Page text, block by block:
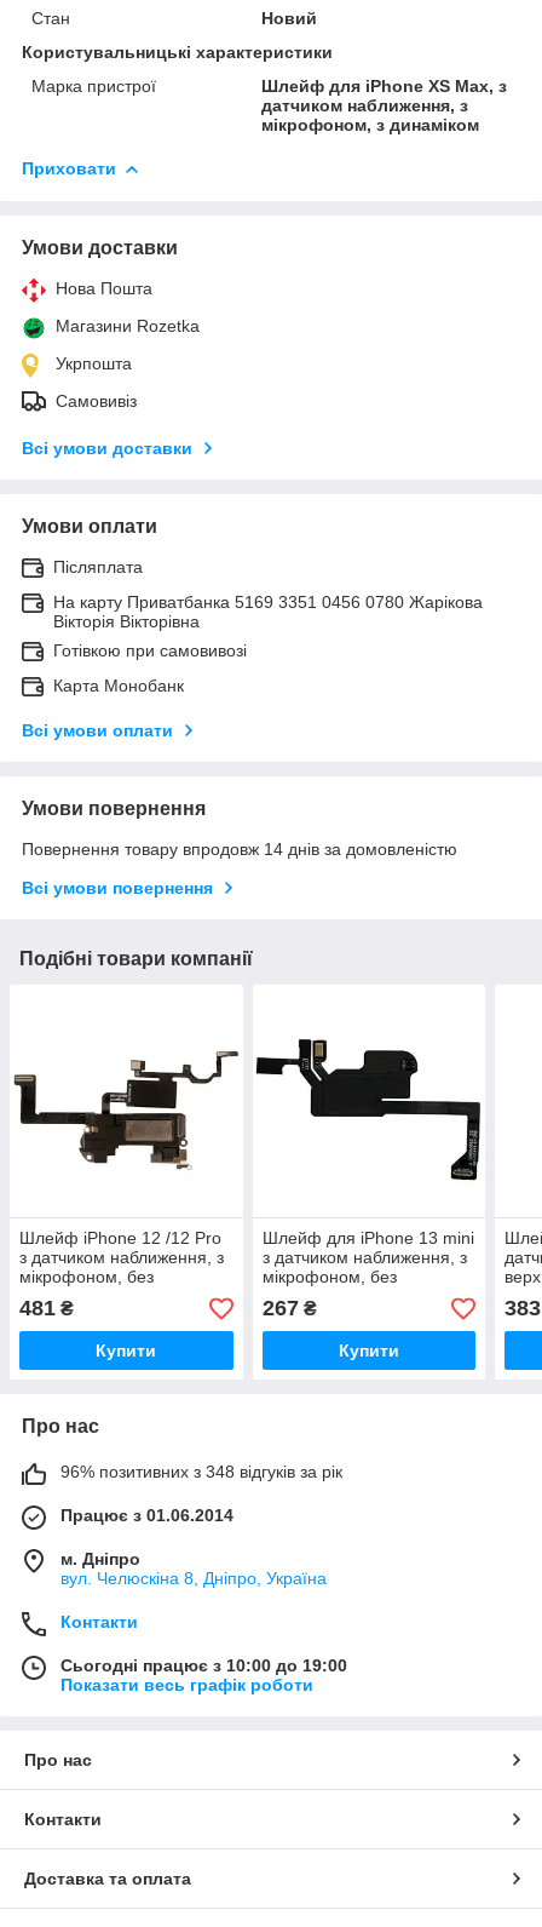
Стан
Новий
Користувальницькі характеристики
Марка пристрої
Шлейф для iPhone XS Max, з
датчиком наближення, з
мікрофоном, з динаміком
Приховати
Умови доставки
Нова Пошта
Магазини Rozetka
Укрпошта
Самовивіз
Всі умови доставки
Умови оплати
Післяплата
На карту Приватбанка 5169 3351 0456 0780 Жарікова
Вікторія Вікторівна
Готівкою при самовивозі
Карта Монобанк
Всі умови оплати
Умови повернення
Повернення товару впродовж 14 днів за домовленістю
Всі умови повернення
Подібні товари компанії
Шлейф iPhone 12 /12 Pro
з датчиком наближення, з
мікрофоном, без
динаміка, оригінал PRC
481 ₴
Купити
Шлейф для iPhone 13 mini
з датчиком наближення, з
мікрофоном, без
динаміка, оригінал PRC
267₴
Купити
383
Про нас
96% позитивних з 348 відгуків за рік
Працює з 01.06.2014
м. Дніпро
вул. Челюскіна 8, Дніпро, Україна
Контакти
Сьогодні працює з 10:00 до 19:00
Показати весь графік роботи
Про нас
Контакти
Доставка та оплата